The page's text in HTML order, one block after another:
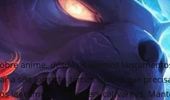
anime, desde os últimos
a sua jornada, temos tudo o que
lançamentos e trailers cativantes.